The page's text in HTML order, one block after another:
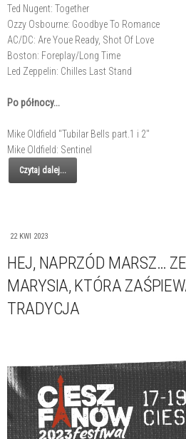
Ted Nugent: Together
Ozzy Osbourne: Goodbye To Romance
AC/DC: Are Youe Ready, Shot Of Love
Boston: Foreplay/Long Time
Led Zeppelin: Chilles Last Stand
Po północy...
Mike Oldfield "Tubilar Bells part.1 i 2"
Mike Oldfield: Sentinel
Czytaj dalej...
22 KWI 2023
HEJ, NAPRZÓD MARSZ…
MARYSIA, KTÓRA
TRADYCJA